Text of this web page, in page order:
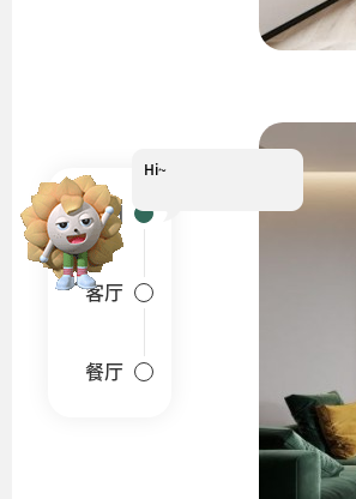
户型图
客厅
餐厅
Hi~